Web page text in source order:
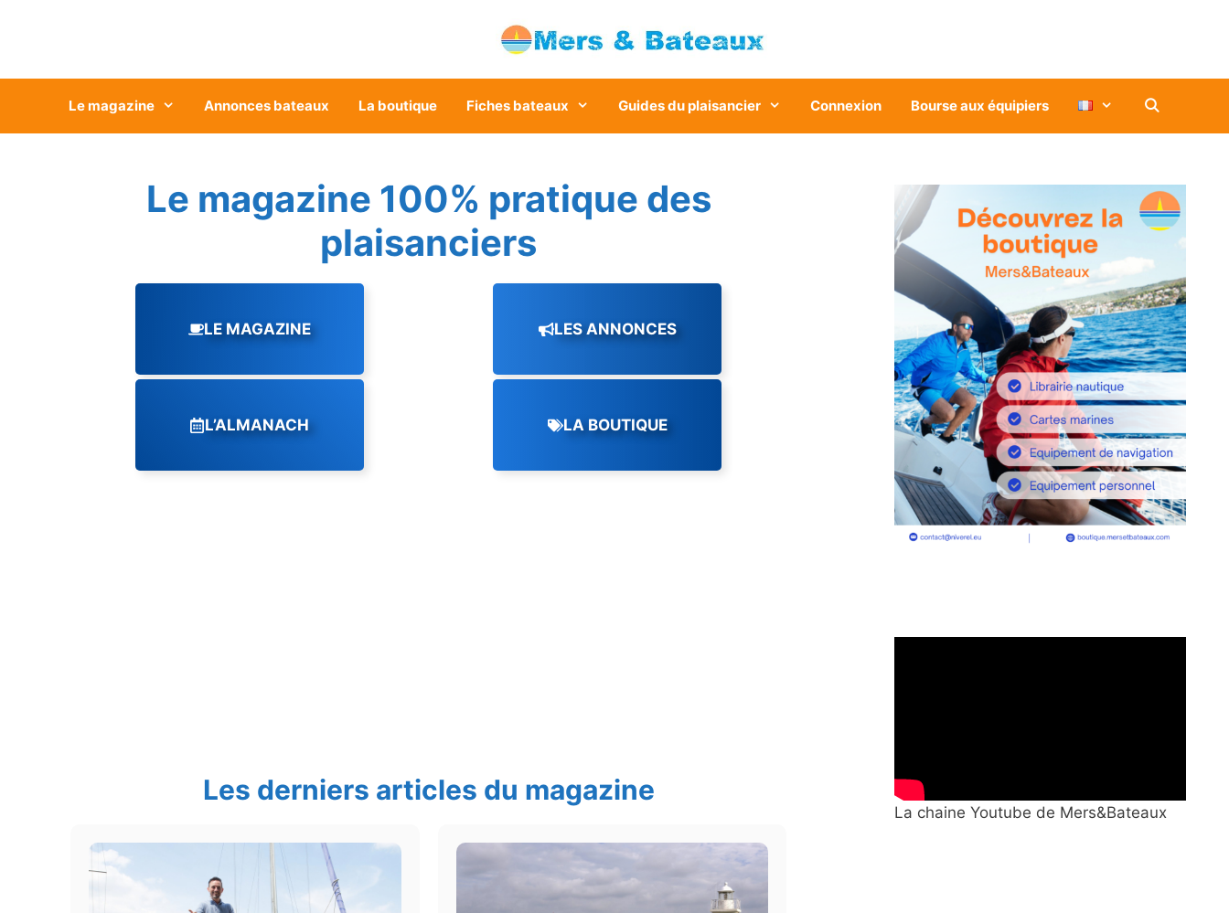
Le magazine Annonces bateaux La boutique Fiches bateaux Guides du plaisancier Connexion Bourse aux équipiers
Le magazine 100% pratique des
plaisanciers
LE MAGAZINE LES ANNONCES
L’ALMANACH LA BOUTIQUE
Les derniers articles du magazine
La chaine Youtube de Mers&Bateaux